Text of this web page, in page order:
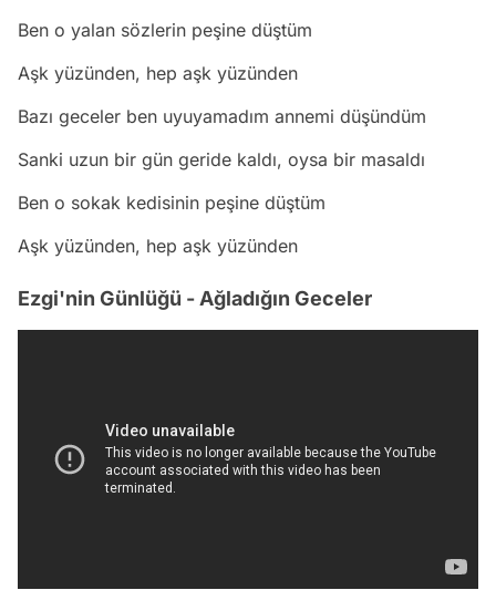
Ben o yalan sözlerin peşine düştüm
Aşk yüzünden, hep aşk yüzünden
Bazı geceler ben uyuyamadım annemi düşündüm
Sanki uzun bir gün geride kaldı, oysa bir masaldı
Ben o sokak kedisinin peşine düştüm
Aşk yüzünden, hep aşk yüzünden
Ezgi'nin Günlüğü - Ağladığın Geceler